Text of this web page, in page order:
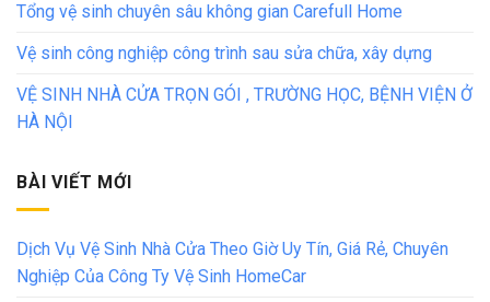
Tổng vệ sinh chuyên sâu không gian Carefull Home
Vệ sinh công nghiệp công trình sau sửa chữa, xây dựng
VỆ SINH NHÀ CỬA TRỌN GÓI , TRƯỜNG HỌC, BỆNH VIỆN Ở
HÀ NỘI
BÀI VIẾT MỚI
Dịch Vụ Vệ Sinh Nhà Cửa Theo Giờ Uy Tín, Giá Rẻ, Chuyên
Nghiệp Của Công Ty Vệ Sinh HomeCar